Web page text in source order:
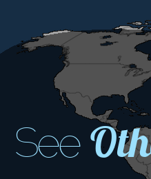
See